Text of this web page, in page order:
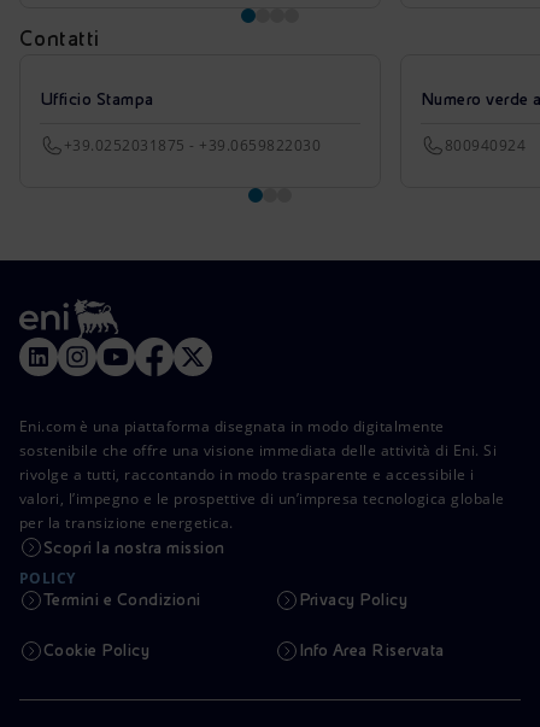
Contatti
Ufficio Stampa
+39.0252031875 - +39.0659822030
Numero verde
800940924
Eni.com è una piattaforma disegnata in modo digitalmente
sostenibile che offre una visione immediata delle attività di Eni. Si
rivolge a tutti, raccontando in modo trasparente e accessibile i
valori, l’impegno e le prospettive di un’impresa tecnologica globale
per la transizione energetica.
Scopri la nostra mission
POLICY
Termini e Condizioni Privacy Policy
Cookie Policy Info Area Riservata